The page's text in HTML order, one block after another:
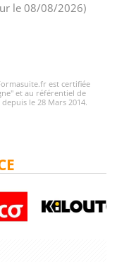
le 08/08/2026)
est certifiée
et au référentiel de
le 28 Mars 2014.